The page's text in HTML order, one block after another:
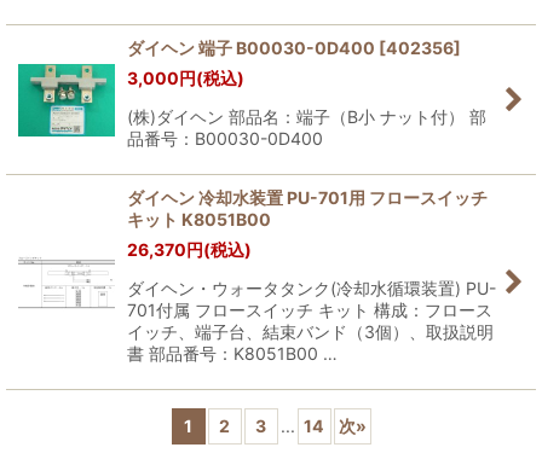
ダイヘン 端子 B00030-0D400 [402356]
3,000円(税込)
(株)ダイヘン 部品名：端子（B小 ナット付） 部
品番号：B00030-0D400
ダイヘン 冷却水装置 PU-701用 フロースイッチ
キット K8051B00
26,370円(税込)
ダイヘン・ウォータタンク(冷却水循環装置) PU-
701付属 フロースイッチ キット 構成：フロース
イッチ、端子台、結束バンド（3個）、取扱説明
書 部品番号：K8051B00 …
1 2 3 ... 14 次»